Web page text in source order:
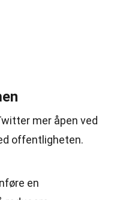
mer åpen ved
offentligheten.
en